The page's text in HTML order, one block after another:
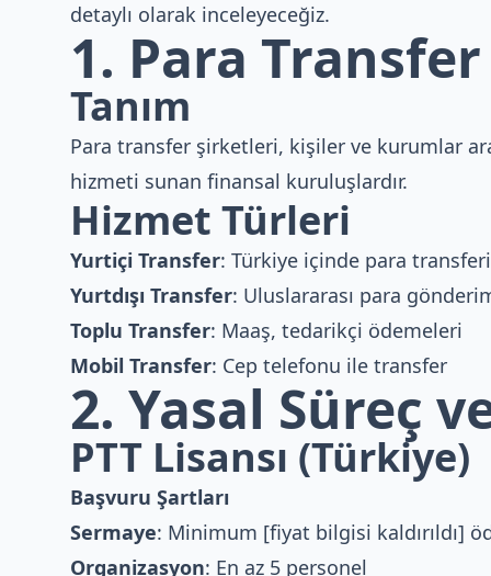
detaylı olarak inceleyeceğiz.
1. Para
Tanım
Para transfer şirketleri, kişiler ve kurumlar
hizmeti sunan finansal kuruluşlardır.
Hizmet Türleri
Yurtiçi Transfer: Türkiye içinde para transferi
Yurtdışı Transfer: Uluslararası para
Toplu Transfer: Maaş, tedarikçi ödemeleri
Mobil Transfer: Cep telefonu ile transfer
2. Yasal Süreç
PTT Lisansı (Türkiye)
Başvuru Şartları
Sermaye: Minimum [fiyat bilgisi kaldırıldı]
Organizasyon: En az 5 personel